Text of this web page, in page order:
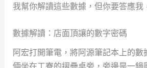
我幫你解讀這些數據，但你要答應我
數據解讀：店面頂讓的數字密碼
阿宏打開筆電，將阿源筆記本上的數